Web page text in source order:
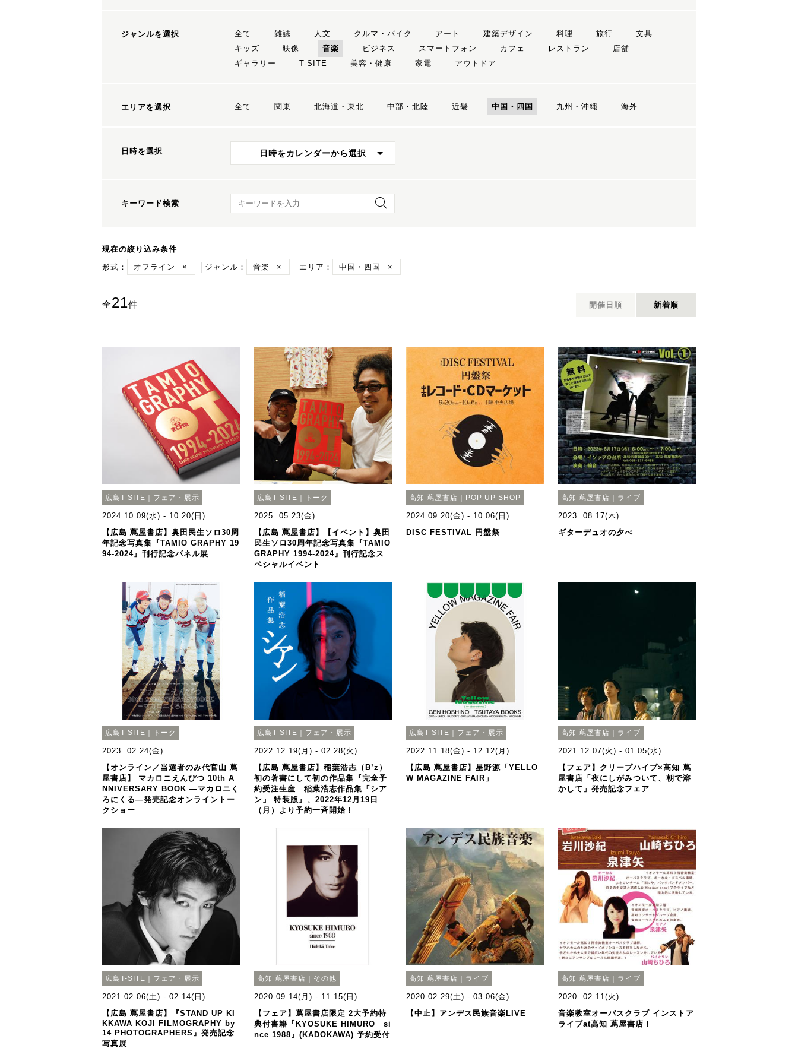
ジャンルを選択 全て 雑誌 人文 クルマ・バイク アート 建築デザイン 料理 旅行
文具
キッズ
映像 音楽 ビジネス スマートフォン カフェ レストラン
店舗
ギャラリー
T-SITE 美容・健康 家電 アウトドア
エリアを選択 全て 関東 北海道・東北 中部・北陸 近畿 中国・四国 九州・沖縄 海外
日時を選択 日時をカレンダーから選択
キーワード検索 キーワード検索
現在の絞り込み条件
形式：
オフライン × ジャンル： 音楽 × エリア： 中国・四国 ×
全21件 開催日順 新着順
広島T-SITE｜フェア・展示
2024.10.09(水) - 10.20(日)
【広島 蔦屋書店】奥田民生ソロ30周
年記念写真集『TAMIO GRAPHY 19
94-2024』刊行記念パネル展
広島T-SITE｜トーク
2025. 05.23(金)
【広島 蔦屋書店】【イベント】奥田
民生ソロ30周年記念写真集『TAMIO
GRAPHY 1994-2024』刊行記念ス
ペシャルイベント
高知 蔦屋書店｜POP UP SHOP
2024.09.20(金) - 10.06(日)
DISC FESTIVAL 円盤祭
高知 蔦屋書店｜ライブ
2023. 08.17(木)
ギターデュオの夕べ
広島T-SITE｜トーク
2023. 02.24(金)
【オンライン／当選者のみ代官山 蔦
屋書店】 マカロニえんぴつ 10th A
NNIVERSARY BOOK —マカロニく
ろにくる—発売記念オンライントー
クショー
広島T-SITE｜フェア・展示
2022.12.19(月) - 02.28(火)
【広島 蔦屋書店】稲葉浩志（B’z）
初の著書にして初の作品集『完全予
約受注生産 稲葉浩志作品集「シア
ン」 特装版』、2022年12月19日
（月）より予約一斉開始！
広島T-SITE｜フェア・展示
2022.11.18(金) - 12.12(月)
【広島 蔦屋書店】星野源「YELLO
W MAGAZINE FAIR」
高知 蔦屋書店｜ライブ
2021.12.07(火) - 01.05(水)
【フェア】クリープハイプ×高知 蔦
屋書店「夜にしがみついて、朝で溶
かして」発売記念フェア
広島T-SITE｜フェア・展示
2021.02.06(土) - 02.14(日)
【広島 蔦屋書店】『STAND UP KI
KKAWA KOJI FILMOGRAPHY by
14 PHOTOGRAPHERS』発売記念
写真展
高知 蔦屋書店｜その他
2020.09.14(月) - 11.15(日)
【フェア】蔦屋書店限定 2大予約特
典付書籍『KYOSUKE HIMURO si
nce 1988』(KADOKAWA) 予約受付
高知 蔦屋書店｜ライブ
2020.02.29(土) - 03.06(金)
【中止】アンデス民族音楽LIVE
高知 蔦屋書店｜ライブ
2020. 02.11(火)
音楽教室オーパスクラブ インストア
ライブat高知 蔦屋書店！